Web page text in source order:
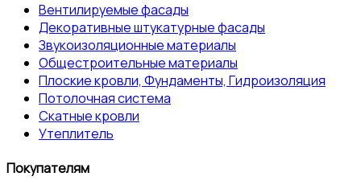
Вентилируемые фасады
Декоративные штукатурные фасады
Звукоизоляционные материалы
Общестроительные материалы
Плоские кровли, Фундаменты, Гидроизоляция
Потолочная система
Скатные кровли
Утеплитель
Покупателям